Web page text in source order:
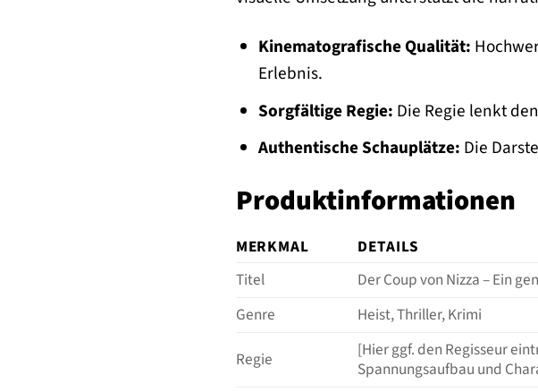
Kinematografische Qualität:
Erlebnis.
Sorgfältige Regie: Die Regie lenkt
Authentische Schauplätze: Die
Produktinformationen
MERKMAL
DETAILS
Titel
Der Coup von Nizza – Ein
Genre
Heist, Thriller, Krimi
Regie
[Hier ggf. den Regisseur
Spannungsaufbau und